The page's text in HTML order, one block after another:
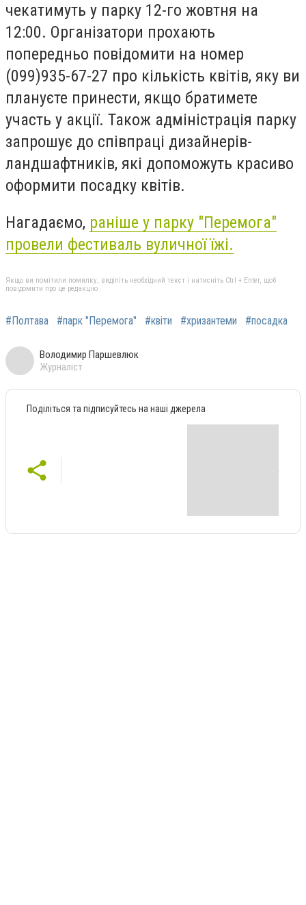
чекатимуть у парку 12-го жовтня на
12:00. Організатори прохають
попередньо повідомити на номер
(099)935-67-27 про кількість квітів, яку ви
плануєте принести, якщо братимете
участь у акції. Також адміністрація парку
запрошує до співпраці дизайнерів-
ландшафтників, які допоможуть красиво
оформити посадку квітів.
Нагадаємо, раніше у парку "Перемога"
провели фестиваль вуличної їжі.
Якщо ви помітили помилку, виділіть необхідний текст і натисніть Ctrl + Enter, щоб
повідомити про це редакцію
#Полтава #парк "Перемога" #квіти #хризантеми #посадка
Володимир Паршевлюк
Журналіст
Поділіться та підписуйтесь на наші джерела